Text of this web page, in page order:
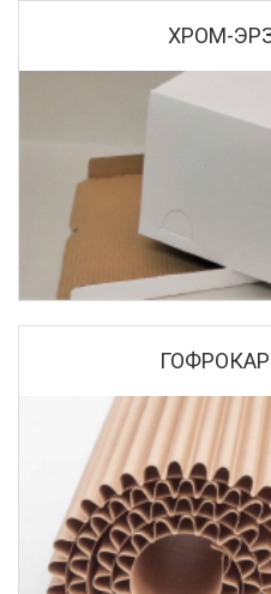
ХРОМ-